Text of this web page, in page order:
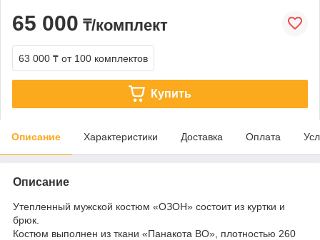
65 000 ₸/комплект
63 000 ₸ от 100 комплектов
Купить
Описание Характеристики Доставка Оплата
Описание
Утепленный мужской костюм «ОЗОН» состоит из куртки и
брюк.
Костюм выполнен из ткани «Панакота ВО», плотностью 260